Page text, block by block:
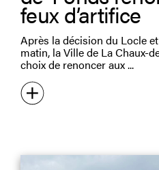
feux d’artifice
Après la décision du Locle
matin, la Ville de La Chaux-
choix de renoncer aux